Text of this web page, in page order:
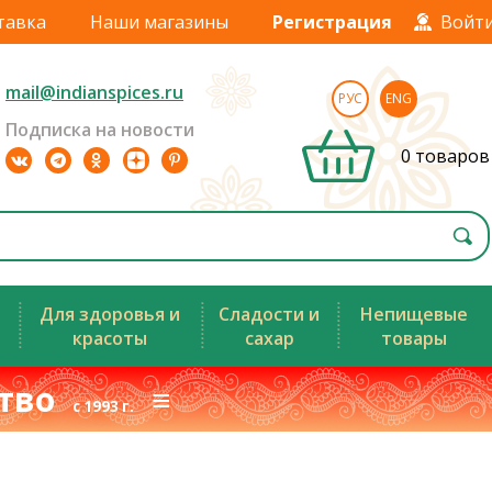
Наши магазины Регистрация
mail@indianspices.ru
Подписка на новости
РУС ENG
0 товаров
Для здоровья и
красоты
Сладости и
сахар
Непищевые
товары
с 1993 г.≡